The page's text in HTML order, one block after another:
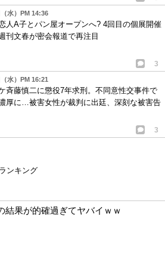
水）PM 14:36
人A子とパン屋オープンへ? 4回目の個展開催
刊文春が密会報道で再注目
3
水）PM 16:21
斉藤慎二に懲役7年求刑。不同意性交事件で
厚に…被害女性が裁判に出廷、深刻な被害告
3
ンキング
結果が的確過ぎてヤバイｗｗ